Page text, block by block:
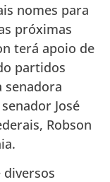
nomes para
próximas
terá apoio de
partidos
senadora
José
Robson
diversos